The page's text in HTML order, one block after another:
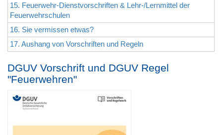
15. Feuerwehr-Dienstvorschriften & Lehr-/Lernmittel der
Feuerwehrschulen
16. Sie vermissen etwas?
17. Aushang von Vorschriften und Regeln
DGUV Vorschrift und DGUV Regel
"Feuerwehren"